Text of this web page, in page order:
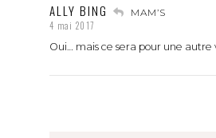
ALLY BING MAM’S
4 mai 2017
Oui… mais ce sera pour une autre